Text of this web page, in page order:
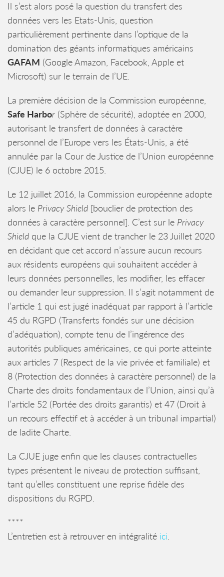
Il s’est alors posé la question du transfert des
données vers les Etats-Unis, question
particulièrement pertinente dans l’optique de la
domination des géants informatiques américains
GAFAM (Google Amazon, Facebook, Apple et
Microsoft) sur le terrain de l’UE.
La première décision de la Commission européenne,
Safe Harbor (Sphère de sécurité), adoptée en 2000,
autorisant le transfert de données à caractère
personnel de l’Europe vers les États-Unis, a été
annulée par la Cour de Justice de l’Union européenne
(CJUE) le 6 octobre 2015.
Le 12 juillet 2016, la Commission européenne adopte
alors le Privacy Shield [bouclier de protection des
données à caractère personnel]. C’est sur le Privacy
Shield que la CJUE vient de trancher le 23 Juillet 2020
en décidant que cet accord n’assure aucun recours
aux résidents européens qui souhaitent accéder à
leurs données personnelles, les modifier, les effacer
ou demander leur suppression. Il s’agit notamment de
l’article 1 qui est jugé inadéquat par rapport à l’article
45 du RGPD (Transferts fondés sur une décision
d’adéquation), compte tenu de l’ingérence des
autorités publiques américaines, ce qui porte atteinte
aux articles 7 (Respect de la vie privée et familiale) et
8 (Protection des données à caractère personnel) de la
Charte des droits fondamentaux de l’Union, ainsi qu’à
l’article 52 (Portée des droits garantis) et 47 (Droit à
un recours effectif et à accéder à un tribunal impartial)
de ladite Charte.
La CJUE juge enfin que les clauses contractuelles
types présentent le niveau de protection suffisant,
tant qu’elles constituent une reprise fidèle des
dispositions du RGPD.
****
L’entretien est à retrouver en intégralité ici